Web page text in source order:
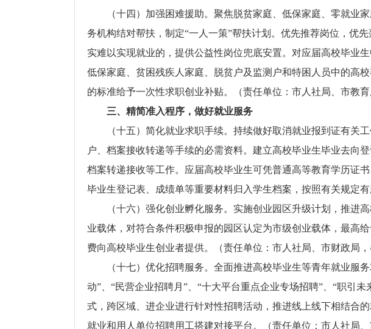
（十四）加强困难援助。聚焦脱贫家庭、低保家庭、零就业
务机构结对帮扶，制定“一人一策”帮扶计划。优先推荐岗位，优
实难以实现就业的，提供公益性岗位兜底安置。对应届高校毕业
低保家庭、贫困残疾人家庭、脱贫户及监测户和特困人员中的高
的标准给予一次性求职创业补贴。（责任单位：市人社局、市教
三、精简准入程序，做好就业服务
（十五）简化就业求职手续。持续做好取消就业报到证有关
户、档案接收转递等手续的必需资料。建立高校毕业生毕业去向
档案转递接收等工作。应届高校毕业生可凭普通高等教育学历证
毕业生登记表、成绩单等重要材料归入学生档案，按照有关规定
（十六）强化创业孵化服务。实施创业园区升级计划，推进
业载体，对符合条件积极申报的园区认定为市级创业载体，最高
费向高校毕业生创业者提供。（责任单位：市人社局、市财政局，
（十七）优化招聘服务。全面推进高校毕业生等青年就业服
动”、“民营企业招聘月”、“十大平台重点企业专场招聘”、“职引
式，跨区域、进企业进行针对性招聘活动，推进线上线下相结合
就业和用人单位招聘用工搭建对接平台。（责任单位：市人社局、